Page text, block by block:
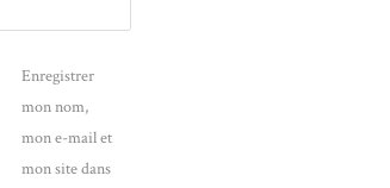
Enregistrer
mon nom,
mon e-mail et
mon site dans